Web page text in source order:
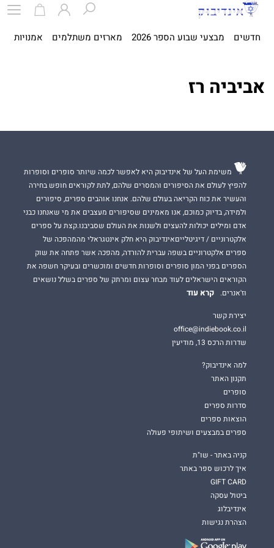
חדשים מבצעי שבוע הספר 2026 מארזים משתלמים אמנויות
אביביה רז
משימת העל של אינדיבוק היא לאפשר לכמה שיותר סופרים וסופרות
להפיץ לעולם את הסיפורים והמסרים שלהם, לתת לקוראים חופש בחירה
והעשיר את כוח הקריאה בעולם שלהם. אנחנו אוהבים ספרים, סיפורים
ולמידה, בדיוק כמוכם, אנו מאמינים שסיפורים מעצבים את מי שאנחנו כבני
אדם ומילים יכולות להעצים ולשנות את העולם שסביבנו.קצת על ספרים
אלקטרוניים / דיגיטלייםאינדיבוק היא חלק אינטגראלי מהמהפכה של
ספרים אלקטרוניים בשפה עברית להורדה, מהפכה אשר פתחה את שוק
הספרים בפני המון סופרים וסופרות חדשים ומוכשרים ובעיקר חשפה את
הקוראים הישראלים לעוד מבחר עצום ומרתק של ספרים בשלל נושאים
וז'אנרים.
קרא עוד
יצירת קשר
office@indiebook.co.il
שדרות הרכס 13, מודיעין
למה אינדיבוק?
תקנון האתר
סופרים
סדרות ספרים
הוצאות ספרים
ספרים במבצעים ושיתופי פעולה
קניה באתר - שו"ת
איך לרכוש ספר באתר
GIFT CARD
ביטול עסקה
אינדיבלוג
הצהרת נגישות